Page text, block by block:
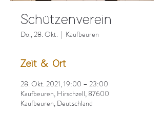
Schützenverein
Do., 28. Okt.
  |
Kaufbeuren
Zeit & Ort
28. Okt. 2021, 19:00 – 23:00
Kaufbeuren, Hirschzell, 87600
Kaufbeuren, Deutschland